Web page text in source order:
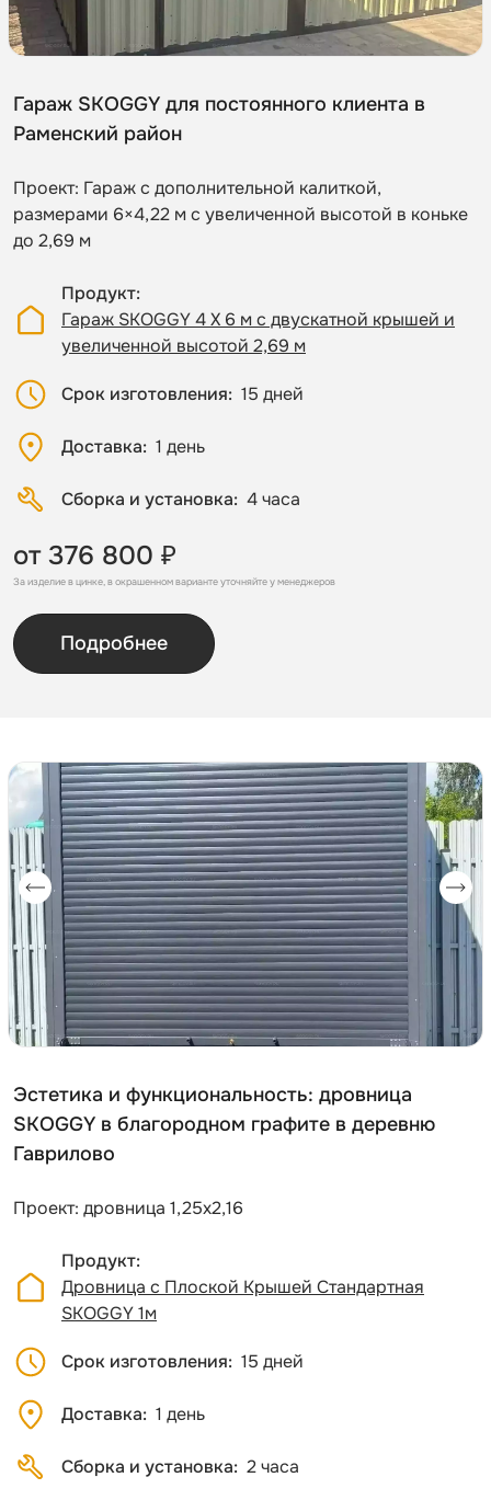
Гараж SKOGGY для постоянного клиента в
Раменский район
Проект: Гараж с дополнительной калиткой,
размерами 6×4,22 м с увеличенной высотой в коньке
до 2,69 м
Продукт
Гараж SKOGGY 4 Х 6 м с двускатной крышей и
увеличенной высотой 2,69 м
Срок изготовления 15 дней
Доставка 1 день
Сборка и установка 4 часа
от 376 800 ₽
За изделие в цинке, в окрашенном варианте уточняйте у менеджеров
Подробнее
Эстетика и функциональность: дровница
SKOGGY в благородном графите в деревню
Гаврилово
Проект: дровница 1,25х2,16
Продукт
Дровница с Плоской Крышей Стандартная
SKOGGY 1м
Срок изготовления 15 дней
Доставка 1 день
Сборка и установка 2 часа